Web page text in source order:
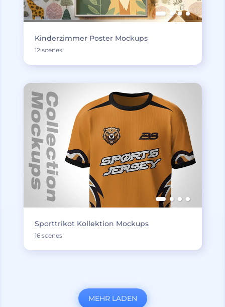
Kinderzimmer Poster Mockups
12 scenes
Sporttrikot Kollektion Mockups
16 scenes
MEHR LADEN